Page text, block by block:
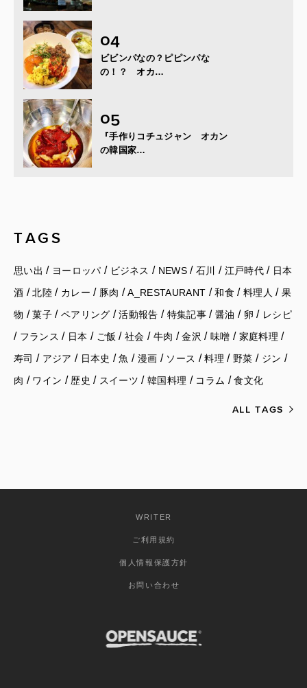
ビビンパなの？ピピンパな
の！？ オカ…
『手作りコチュジャン オカン
の韓国家…
TAGS
思い出 / ヨーロッパ / ビジネス / NEWS /石川 / 江戸時代/ 日本
酒 /北陸/ カレー / 豚肉 /A_RESTAURANT /和食 / 料理人 / 果
物 /菓子/ ペアリング /活動報告 / 特集記事 / 醤油 / 卵 / レシピ
/ フランス / 日本 / ご飯 /社会 / 牛肉 /金沢 / 味噌 / 家庭料理 /
寿司 / アジア / 日本史 /魚 / 漫画 / ソース /料理 / 野菜 / ジン /
肉 / ワイン / 歴史 / スイーツ /韓国料理 / コラム /食文化
ALL TAGS
WRITER
ご利用規約
個人情報保護方針
お問い合わせ